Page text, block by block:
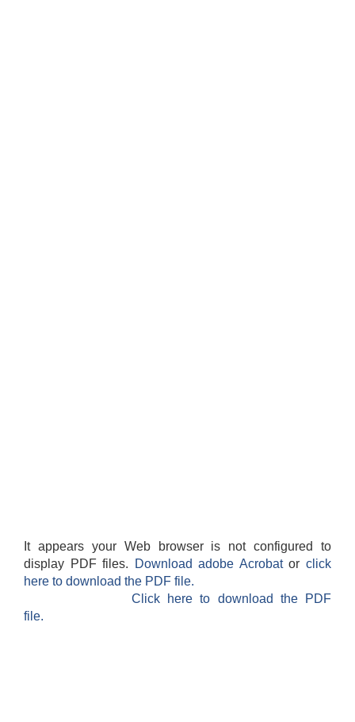
It appears your Web browser is not configured to
display PDF files.
Download adobe Acrobatorclick
here to download the PDF file.
Click here to download the PDF
file.